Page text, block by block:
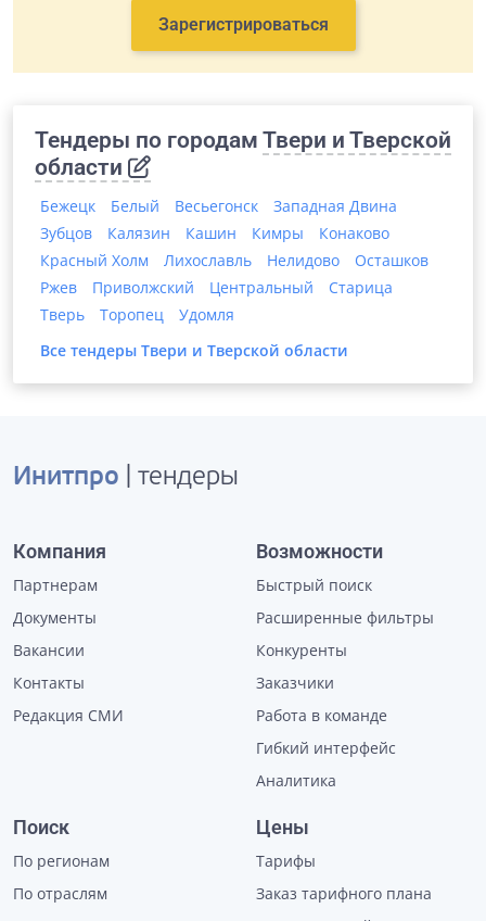
Зарегистрироваться
Тендеры по городам Твери и Тверской
области
Бежецк Белый Весьегонск
Западная Двина
Зубцов
Калязин Кашин Кимры
Конаково
Красный Холм
Лихославль Нелидово
Осташков
Ржев
Приволжский Центральный
Старица
Тверь
Торопец
Удомля
Все тендеры Твери и Тверской области
Инитпро | тендеры
Компания
Партнерам
Документы
Вакансии
Контакты
Редакция СМИ
Возможности
Быстрый поиск
Расширенные фильтры
Конкуренты
Заказчики
Работа в команде
Гибкий интерфейс
Аналитика
Поиск
По регионам
По отраслям
Цены
Тарифы
Заказ тарифного плана